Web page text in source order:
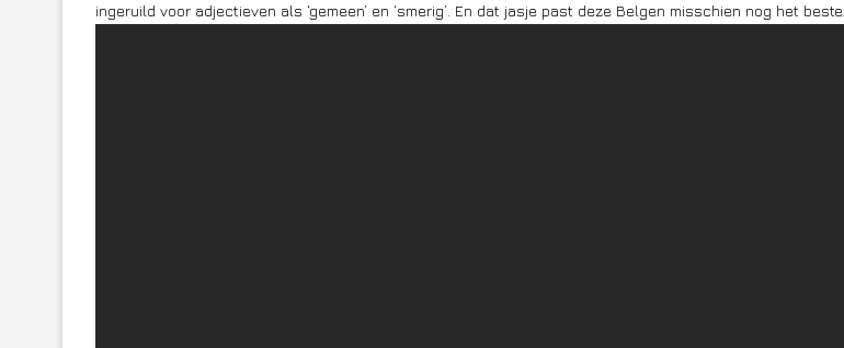
ingeruild voor adjectieven als ‘gemeen’ en ‘smerig’. En dat jasje past deze Belgen misschien nog het beste.